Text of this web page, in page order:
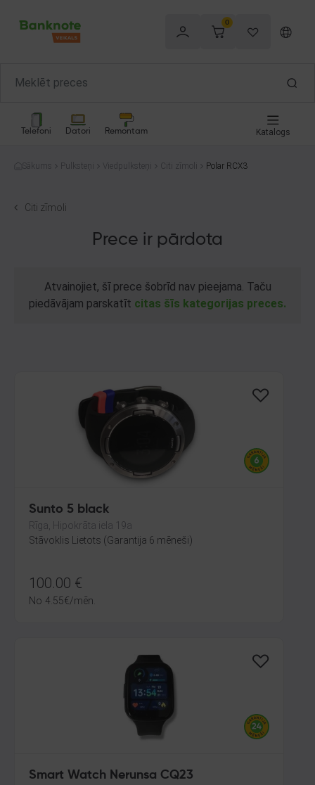
0
Telefoni Datori Remontam Katalogs
Sākums Pulksteņi Viedpulksteņi Citi zīmoli Polar RCX3
Citi zīmoli
Prece ir pārdota
Atvainojiet, šī prece šobrīd nav pieejama. Taču
piedāvājam parskatīt citas šīs kategorijas preces.
Sunto 5 black
Rīga, Hipokrāta iela 19a
Stāvoklis Lietots (Garantija 6 mēneši)
100.00 €
No 4.55€/mēn.
Smart Watch Nerunsa CQ23